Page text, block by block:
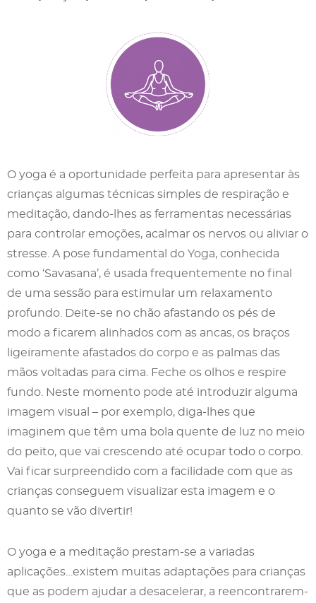
O yoga é a oportunidade perfeita para apresentar às
crianças algumas técnicas simples de respiração e
meditação, dando-lhes as ferramentas necessárias
para controlar emoções, acalmar os nervos ou aliviar o
stresse. A pose fundamental do Yoga, conhecida
como ‘Savasana’, é usada frequentemente no final
de uma sessão para estimular um relaxamento
profundo. Deite-se no chão afastando os pés de
modo a ficarem alinhados com as ancas, os braços
ligeiramente afastados do corpo e as palmas das
mãos voltadas para cima. Feche os olhos e respire
fundo. Neste momento pode até introduzir alguma
imagem visual – por exemplo, diga-lhes que
imaginem que têm uma bola quente de luz no meio
do peito, que vai crescendo até ocupar todo o corpo.
Vai ficar surpreendido com a facilidade com que as
crianças conseguem visualizar esta imagem e o
quanto se vão divertir!
O yoga e a meditação prestam-se a variadas
aplicações…existem muitas adaptações para crianças
que as podem ajudar a desacelerar, a reencontrarem-